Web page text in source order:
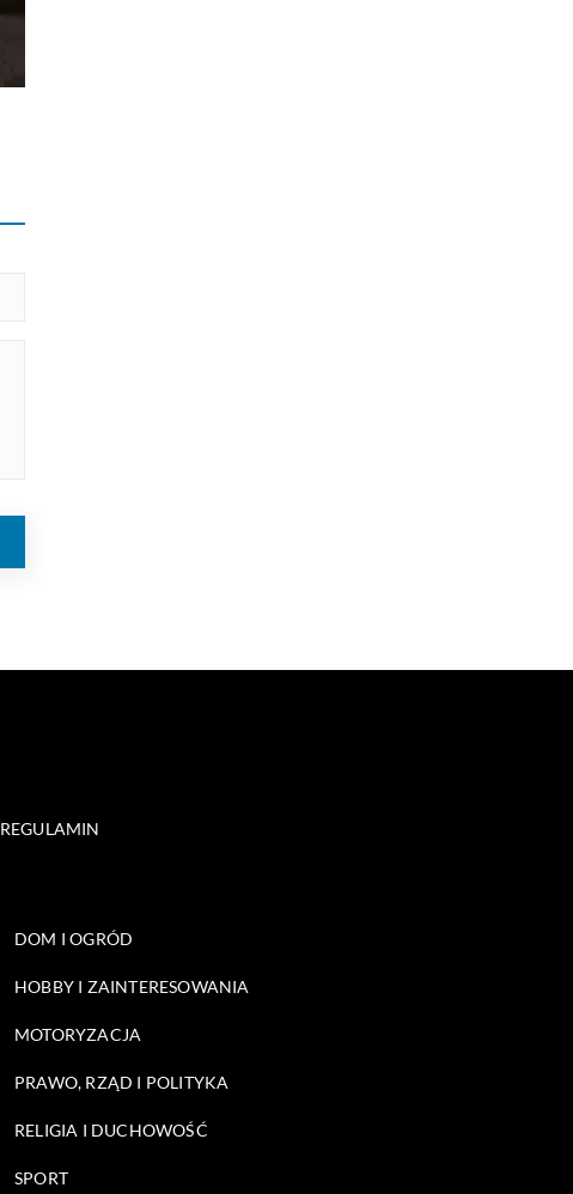
REGULAMIN
DOM I OGRÓD
HOBBY I ZAINTERESOWANIA
MOTORYZACJA
PRAWO, RZĄD I POLITYKA
RELIGIA I DUCHOWOŚĆ
SPORT